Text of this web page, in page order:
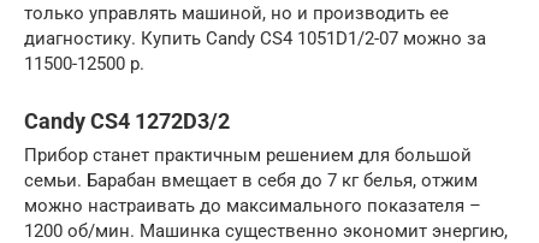
только управлять машиной, но и производить ее
диагностику. Купить Candy CS4 1051D1/2-07 можно за
11500-12500 р.
Candy CS4 1272D3/2
Прибор станет практичным решением для большой
семьи. Барабан вмещает в себя до 7 кг белья, отжим
можно настраивать до максимального показателя –
1200 об/мин. Машинка существенно экономит энергию,